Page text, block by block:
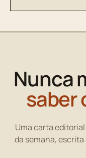
Nunca
saber
Uma carta
da semana,